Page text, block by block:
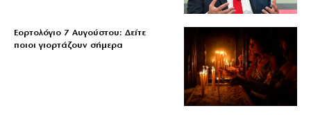
Εορτολόγιο 7 Αυγούστου: Δείτε
ποιοι γιορτάζουν σήμερα